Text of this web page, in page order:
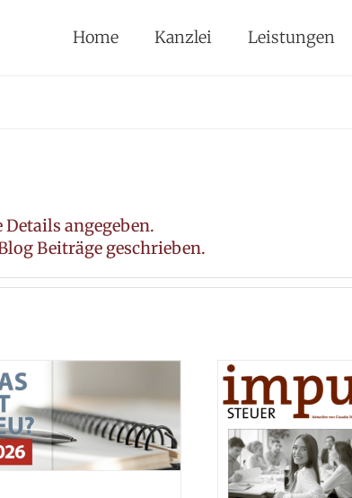
Home Kanzlei Leistungen
angegeben.
Beiträge geschrieben.
Was ist neu 2026
Steuertipps